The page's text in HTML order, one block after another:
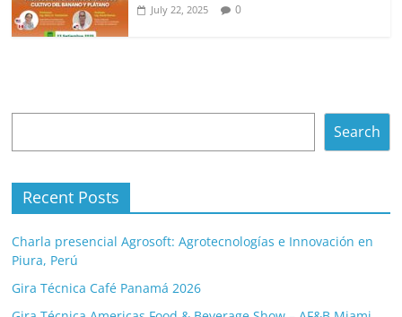
July 22, 2025 0
Search
Recent Posts
Charla presencial Agrosoft: Agrotecnologías e Innovación en
Piura, Perú
Gira Técnica Café Panamá 2026